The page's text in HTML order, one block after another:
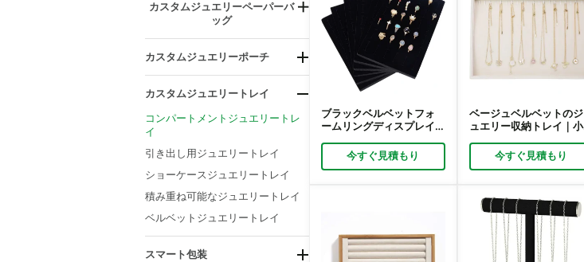
ペンダントディスプレイ
時計ディスプレイ
ザー
モジュラージュエリーラック
ポータブルジュエリーオーガナイ
ザー
カスタムジュエリーペーパーバ
ッグ
ハンドルタイプ別
材質またはコーティング別
カスタムジュエリーポーチ
材料によって
用途別
カスタムジュエリートレイ
コンパートメントジュエリートレ
イ
引き出し用ジュエリートレイ
ショーケースジュエリートレイ
積み重ね可能なジュエリートレイ
ベルベットジュエリートレイ
スマート包装
ブラックベルベットフォ
ームリングディスプレイ
スポンジリングオーガナ
イザー｜リッチパック
今すぐ見積もり
ベージュベルベットのジ
ュエリー収納トレイ｜小
ジュエリーオーガナイザ
ー｜Richpack
今すぐ見積もり